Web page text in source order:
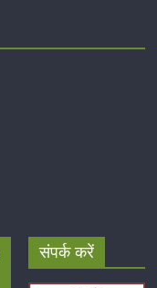
संपर्क करें